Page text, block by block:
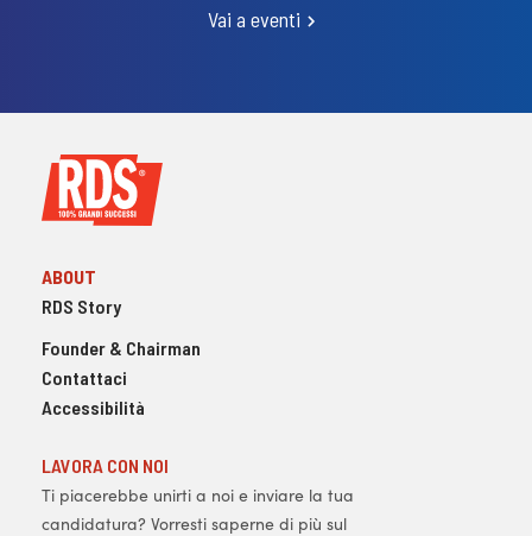
Vai a eventi
ABOUT
RDS Story
Founder & Chairman
Contattaci
Accessibilità
LAVORA CON NOI
Ti piacerebbe unirti a noi e inviare la tua
candidatura? Vorresti saperne di più sul